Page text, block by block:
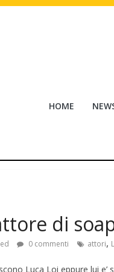
HOME
di
0 commenti attori,
Luca Loi eppure lui